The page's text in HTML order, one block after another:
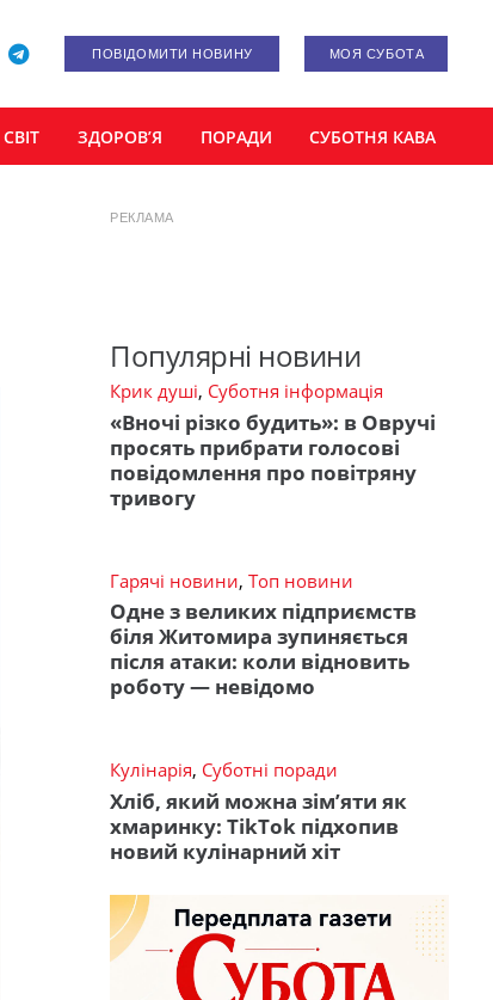
ПОВІДОМИТИ НОВИНУ МОЯ СУБОТА
СВІТ ЗДОРОВ’Я ПОРАДИ СУБОТНЯ КАВА
РЕКЛАМА
Популярні новини
Крик душі, Суботня інформація
«Вночі різко будить»: в Овручі
просять прибрати голосові
повідомлення про повітряну
тривогу
Гарячі новини, Топ новини
Одне з великих підприємств
біля Житомира зупиняється
після атаки: коли відновить
роботу — невідомо
Кулінарія, Суботні поради
Хліб, який можна зім’яти як
хмаринку: TikTok підхопив
новий кулінарний хіт